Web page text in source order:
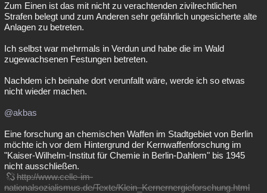
Zum Einen ist das mit nicht zu verachtenden zivilrechtlichen
Strafen belegt und zum Anderen sehr gefährlich ungesicherte alte
Anlagen zu betreten.
Ich selbst war mehrmals in Verdun und habe die im Wald
zugewachsenen Festungen betreten.
Nachdem ich beinahe dort verunfallt wäre, werde ich so etwas
nicht wieder machen.
@akbas
Eine forschung an chemischen Waffen im Stadtgebiet von Berlin
möchte ich vor dem Hintergrund der Kernwaffenforschung im
"Kaiser-Wilhelm-Institut für Chemie in Berlin-Dahlem" bis 1945
nicht ausschließen.
http://www.celle-im-
nationalsozialismus.de/Texte/Klein_Kernernergieforschung.html